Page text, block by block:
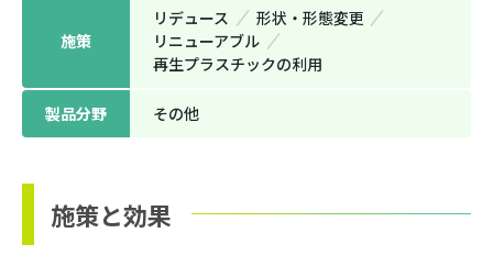
施策
リデュース
形状‧形態変更
リニューアブル
再生プラスチックの利用
製品分野 その他
施策と効果